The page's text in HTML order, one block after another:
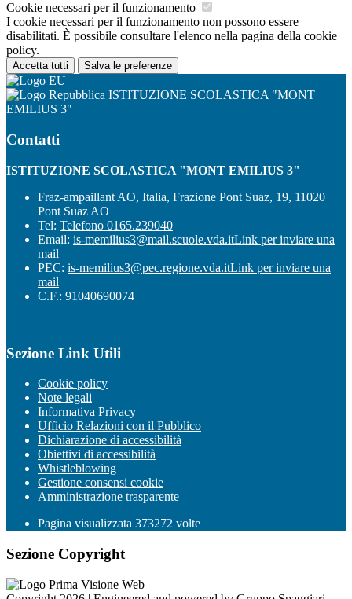
Cookie necessari per il funzionamento
I cookie necessari per il funzionamento non possono essere
disabilitati. È possibile consultare l'elenco nella pagina della cookie
policy.
Accetta tutti Salva le preferenze
ISTITUZIONE SCOLASTICA "MONT
EMILIUS 3"
Contatti
ISTITUZIONE SCOLASTICA "MONT EMILIUS 3"
Fraz-ampaillant AO, Italia, Frazione Pont Suaz, 19, 11020
Pont Suaz AO
Tel: Telefono 0165.239040
Email: is-memilius3@mail.scuole.vda.itLink per inviare una
mail
PEC: is-memilius3@pec.regione.vda.itLink per inviare una
mail
C.F.: 91040690074
Sezione Link Utili
Cookie policy
Note legali
Informativa Privacy
Ufficio Relazioni con il Pubblico
Dichiarazione di accessibilità
Obiettivi di accessibilità
Whistleblowing
Gestione consensi cookie
Amministrazione trasparente
Pagina visualizzata 373272 volte
Sezione Copyright